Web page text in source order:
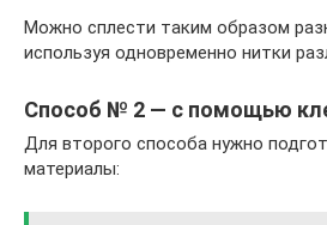
Можно сплести таким образом
используя одновременно нитки
Способ № 2 — с помощью
Для второго способа нужно
материалы: